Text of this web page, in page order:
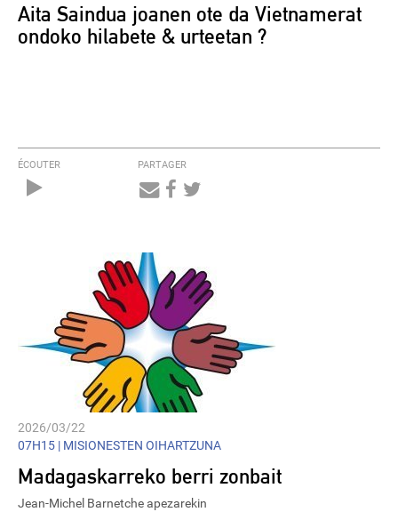
Aita Saindua joanen ote da Vietnamerat
ondoko hilabete & urteetan ?
ÉCOUTER PARTAGER
2026/03/22
07H15 | MISIONESTEN OIHARTZUNA
Madagaskarreko berri zonbait
Jean-Michel Barnetche apezarekin